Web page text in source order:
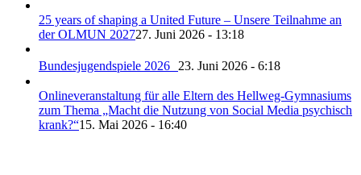
25 years of shaping a United Future – Unsere Teilnahme an
der OLMUN 202727. Juni 2026 - 13:18
Bundesjugendspiele 2026 23. Juni 2026 - 6:18
Onlineveranstaltung für alle Eltern des Hellweg-Gymnasiums
zum Thema „Macht die Nutzung von Social Media psychisch
krank?“15. Mai 2026 - 16:40